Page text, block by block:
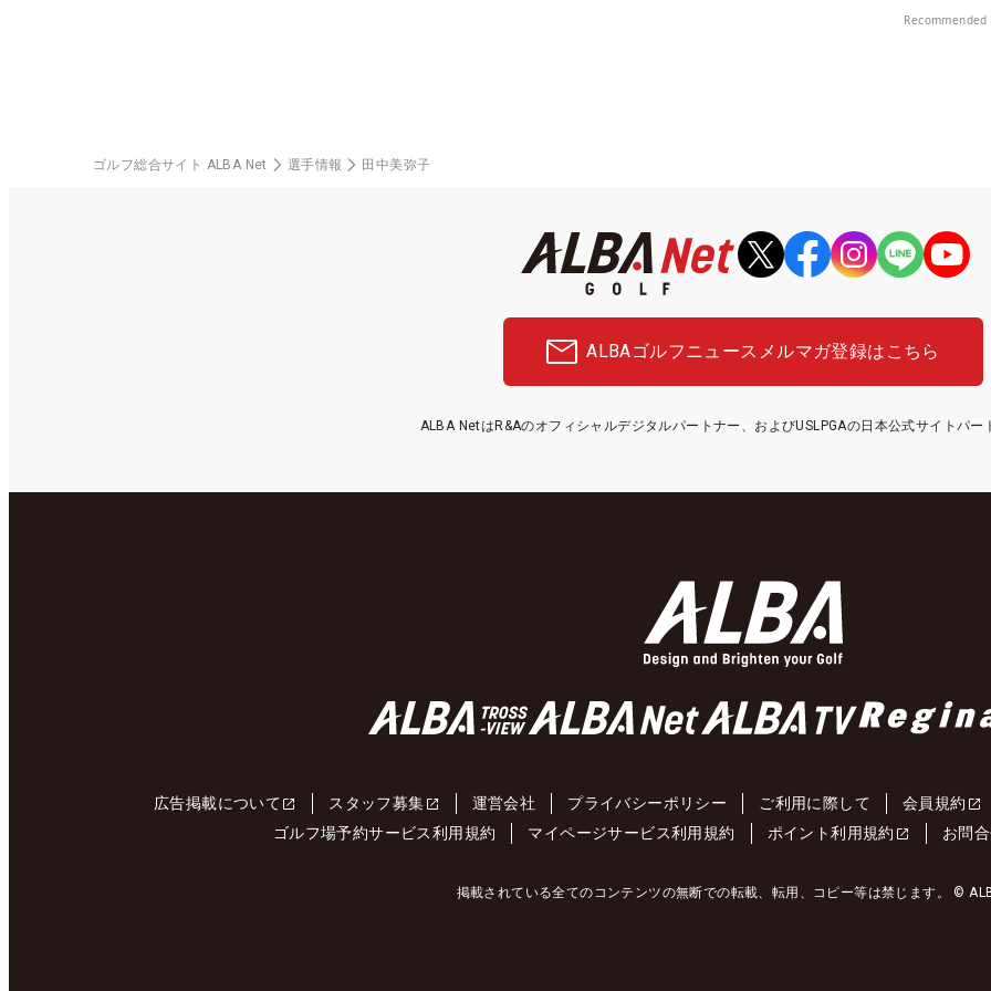
Recommended
ゴルフ総合サイト ALBA Net 選手情報 田中美弥子
ALBAゴルフニュース メルマガ登録はこちら
ALBA NetはR&Aのオフィシャルデジタルパートナー、およびUSLPGAの日本公式サイトパー
広告掲載について スタッフ募集 運営会社 プライバシーポリシー ご利用に際して 会員規約
ゴルフ場予約サービス利用規約
マイページサービス利用規約 ポイント利用規約 お問
掲載されている全てのコンテンツの無断での転載、転用、コピー等は禁じます。 ©